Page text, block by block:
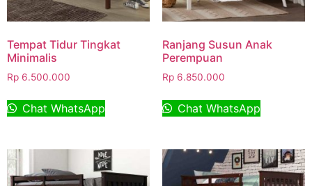
Tempat Tidur Tingkat
Minimalis
Rp 6.500.000
Chat WhatsApp
Ranjang Susun Anak
Perempuan
Rp6.850.000
Chat WhatsApp